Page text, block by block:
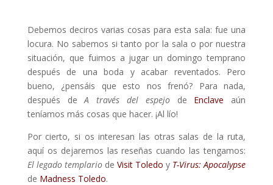
Debemos deciros varias cosas para esta sala: fue una
locura. No sabemos si tanto por la sala o por nuestra
situación, que fuimos a jugar un domingo temprano
después de una boda y acabar reventados. Pero
bueno, ¿pensáis que esto nos frenó? Para nada,
después deA través del espejode Enclave aún
teníamos más cosas que hacer. ¡Al lío!
Por cierto, si os interesan las otras salas de la ruta,
aquí os dejaremos las reseñas cuando las tengamos:
El legado templariodeVisit Toledo y T-Virus: Apocalypse
de Madness Toledo.